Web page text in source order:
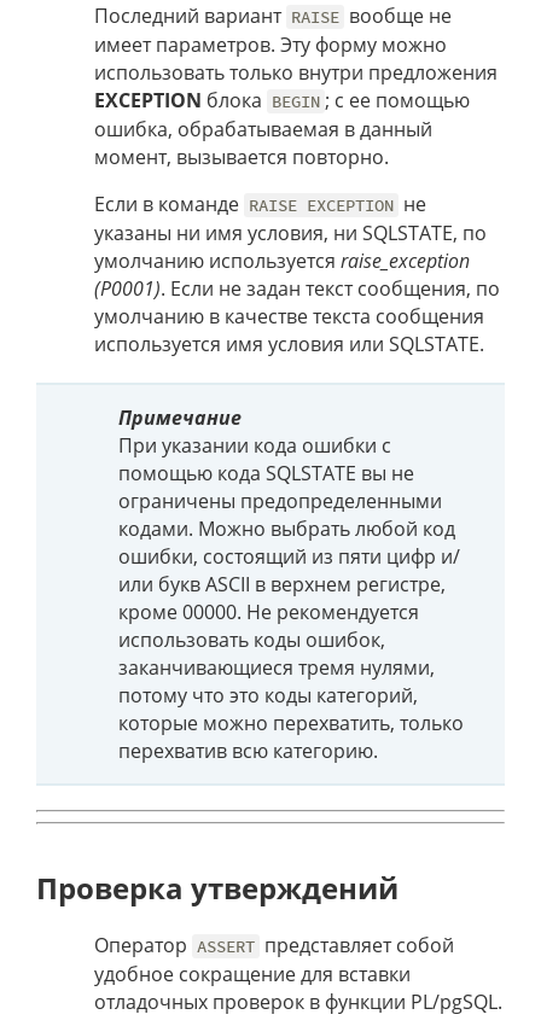
Последний вариант RAISE вообще не
имеет параметров. Эту форму можно
использовать только внутри предложения
EXCEPTION блока BEGIN ; с ее помощью
ошибка, обрабатываемая в данный
момент, вызывается повторно.
Если в команде RAISE EXCEPTION не
указаны ни имя условия, ни SQLSTATE, по
умолчанию используется raise_exception
(P0001). Если не задан текст сообщения, по
умолчанию в качестве текста сообщения
используется имя условия или SQLSTATE.
Примечание
При указании кода ошибки с
помощью кода SQLSTATE вы не
ограничены предопределенными
кодами. Можно выбрать любой код
ошибки, состоящий из пяти цифр и/
или букв ASCII в верхнем регистре,
кроме 00000. Не рекомендуется
использовать коды ошибок,
заканчивающиеся тремя нулями,
потому что это коды категорий,
которые можно перехватить, только
перехватив всю категорию.
Проверка утверждений
Оператор ASSERT представляет собой
удобное сокращение для вставки
отладочных проверок в функции PL/pgSQL.